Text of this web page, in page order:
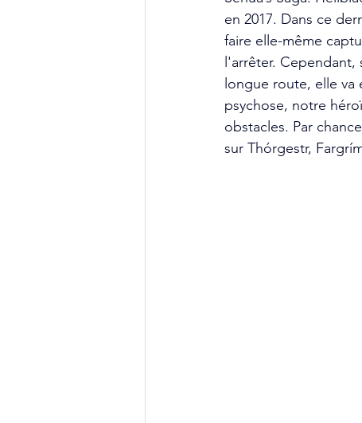
en 2017. Dans ce
faire elle-même
l'arrêter.
longue route, elle va
psychose, notre
obstacles. Par
sur Thórgestr,